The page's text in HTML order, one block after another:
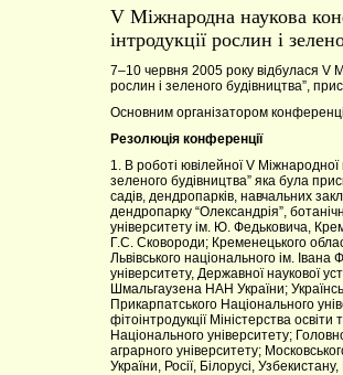
V Міжнародна наукова
інтродукції рослин і
7–10 червня 2005 року відбулася V
рослин і зеленого будівництва”,
Основним організатором
Резолюція конференції
1. В роботі ювілейної V Міжнародної
зеленого будівництва” яка була
садів, дендропарків, навчальних
дендропарку “Олександрія”,
університету ім. Ю. Федьковича,
Г.С. Сковороди; Кременецького
Львівського національного ім.
університету, Державної наукової
Шмальгаузена НАН України;
Прикарпатського Національного
фітоінтродукції Міністерства
Національного університету;
аграрного університету;
України, Росії, Білорусі,